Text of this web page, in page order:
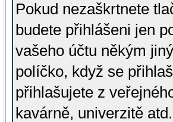
Pokud nezaškrtnete
budete přihlášeni jen
vašeho účtu někým
políčko, když se
přihlašujete z
kavárně, univerzitě atd.